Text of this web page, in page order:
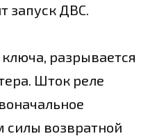
запуск ДВС.
разрывается
Шток реле
силы возвратной